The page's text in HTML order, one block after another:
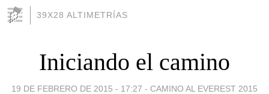
39X28 ALTIMETRÍAS
Iniciando el camino
19 DE FEBRERO DE 2015 - 17:27 - CAMINO AL EVEREST 2015